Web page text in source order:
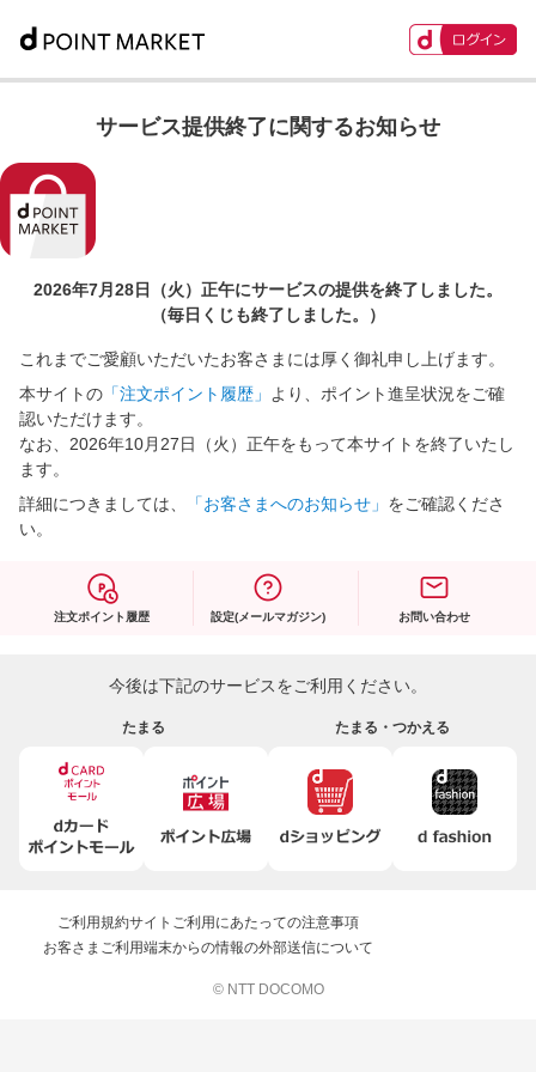
サービス提供終了に関するお知らせ
2026年7月28日（火）正午にサービスの提供を終了しました。
（毎日くじも終了しました。）
これまでご愛顧いただいたお客さまには厚く御礼申し上げます。
本サイトの 「注文ポイント履歴」
より、ポイント進呈状況をご確
認いただけます。
なお、2026年10月27日（火）正午をもって本サイトを終了いたし
ます。
詳細につきましては、
「お客さまへのお知らせ」 をご確認くださ
い。
注文ポイント履歴 設定(メールマガジン) お問い合わせ
今後は下記のサービスをご利用ください。
たまる たまる・つかえる
ご利用規約サイトご利用にあたっての注意事項
お客さまご利用端末からの情報の外部送信について
© NTT DOCOMO